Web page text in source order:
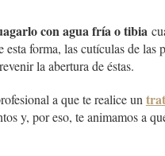
con agua fría o tibia
forma, las cutículas de las
la abertura de éstas.
a que te realice un
y, por eso, te animamos a